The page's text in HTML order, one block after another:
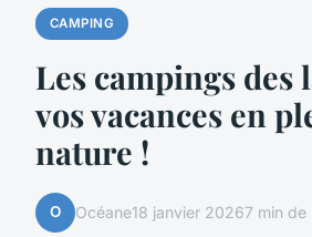
CAMPING
Les campings des
vos vacances en
nature !
O Océane18 janvier 20267 min de